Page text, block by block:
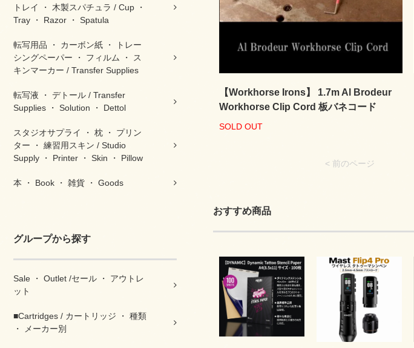
トレイ ・ 木製スパチュラ / Cup ・
Tray ・ Razor ・ Spatula
転写用品 ・ カーボン紙 ・ トレー
シングペーパー ・ フィルム ・ ス
キンマーカー / Transfer Supplies
転写液 ・ デトール / Transfer
Supplies ・ Solution ・ Dettol
スタジオサプライ ・ 枕 ・ プリン
ター ・ 練習用スキン / Studio
Supply ・ Printer ・ Skin ・ Pillow
本 ・ Book ・ 雑貨 ・ Goods
グループから探す
Sale ・ Outlet /セール ・ アウトレ
ット
■Cartridges / カートリッジ ・ 種類
・ メーカー別
【Workhorse Irons】 1.7m Al Brodeur
Workhorse Clip Cord 板バネコード
SOLD OUT
< 前のページ
おすすめ商品